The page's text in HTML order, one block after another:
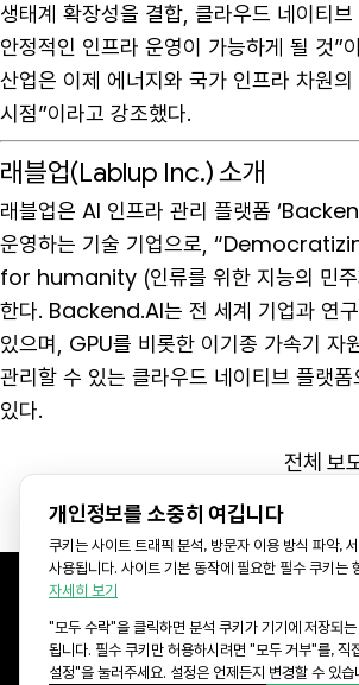
생태계 확장성을 결합, 클라우드 네이티브
안정적인 인프라 운영이 가능하게 될 것”
산업은 이제 에너지와 국가 인프라 차원
시점”이라고 강조했다.
래블업(Lablup Inc.) 소개
래블업은 AI 인프라 관리 플랫폼
운영하는 기술 기업으로,
for humanity (인류를 위한 지능의 민주
한다. Backend.AI는 전 세계 기업과 연
있으며, GPU를 비롯한 이기종 가속기 자
관리할 수 있는 클라우드 네이티브 플랫
있다.
전체 보
KR Office: 서울특별시 강남구 선릉로 577 CR타워 8층
US Office: 3003 N First st, Suite 221, San Jose, CA
개인정보를 소중히 여깁니다
쿠키는 사이트 트래픽 분석, 방문자 이용 방식 파악,
사용됩니다. 사이트 기본 동작에 필요한 필수 쿠키는
자세히 보기
"모두 수락"을 클릭하면 분석 쿠키가 기기에 저장되
됩니다. 필수 쿠키만 허용하시려면 "모두 거부"를, 직
설정"을 눌러주세요. 설정은 언제든지 변경할 수 있습